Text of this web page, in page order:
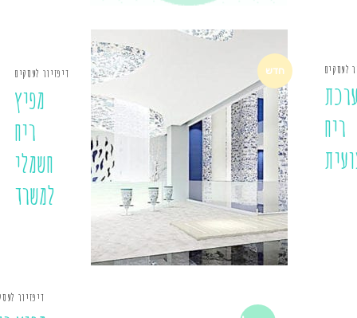
לעסקים
ריח
חדש דיפזיור לעסקים
מפיץ
ריח
חשמלי
למשרד
דיפזיור